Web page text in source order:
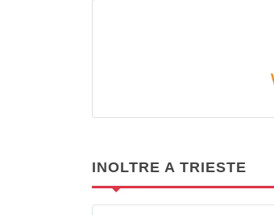
INOLTRE A TRIESTE